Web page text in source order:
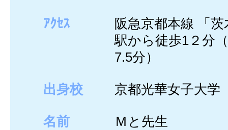
ｱｸｾｽ
阪急京都本線 「
駅から徒歩1２分
7.5分）
出身校 京都光華女子大学
名前 Ｍと先生